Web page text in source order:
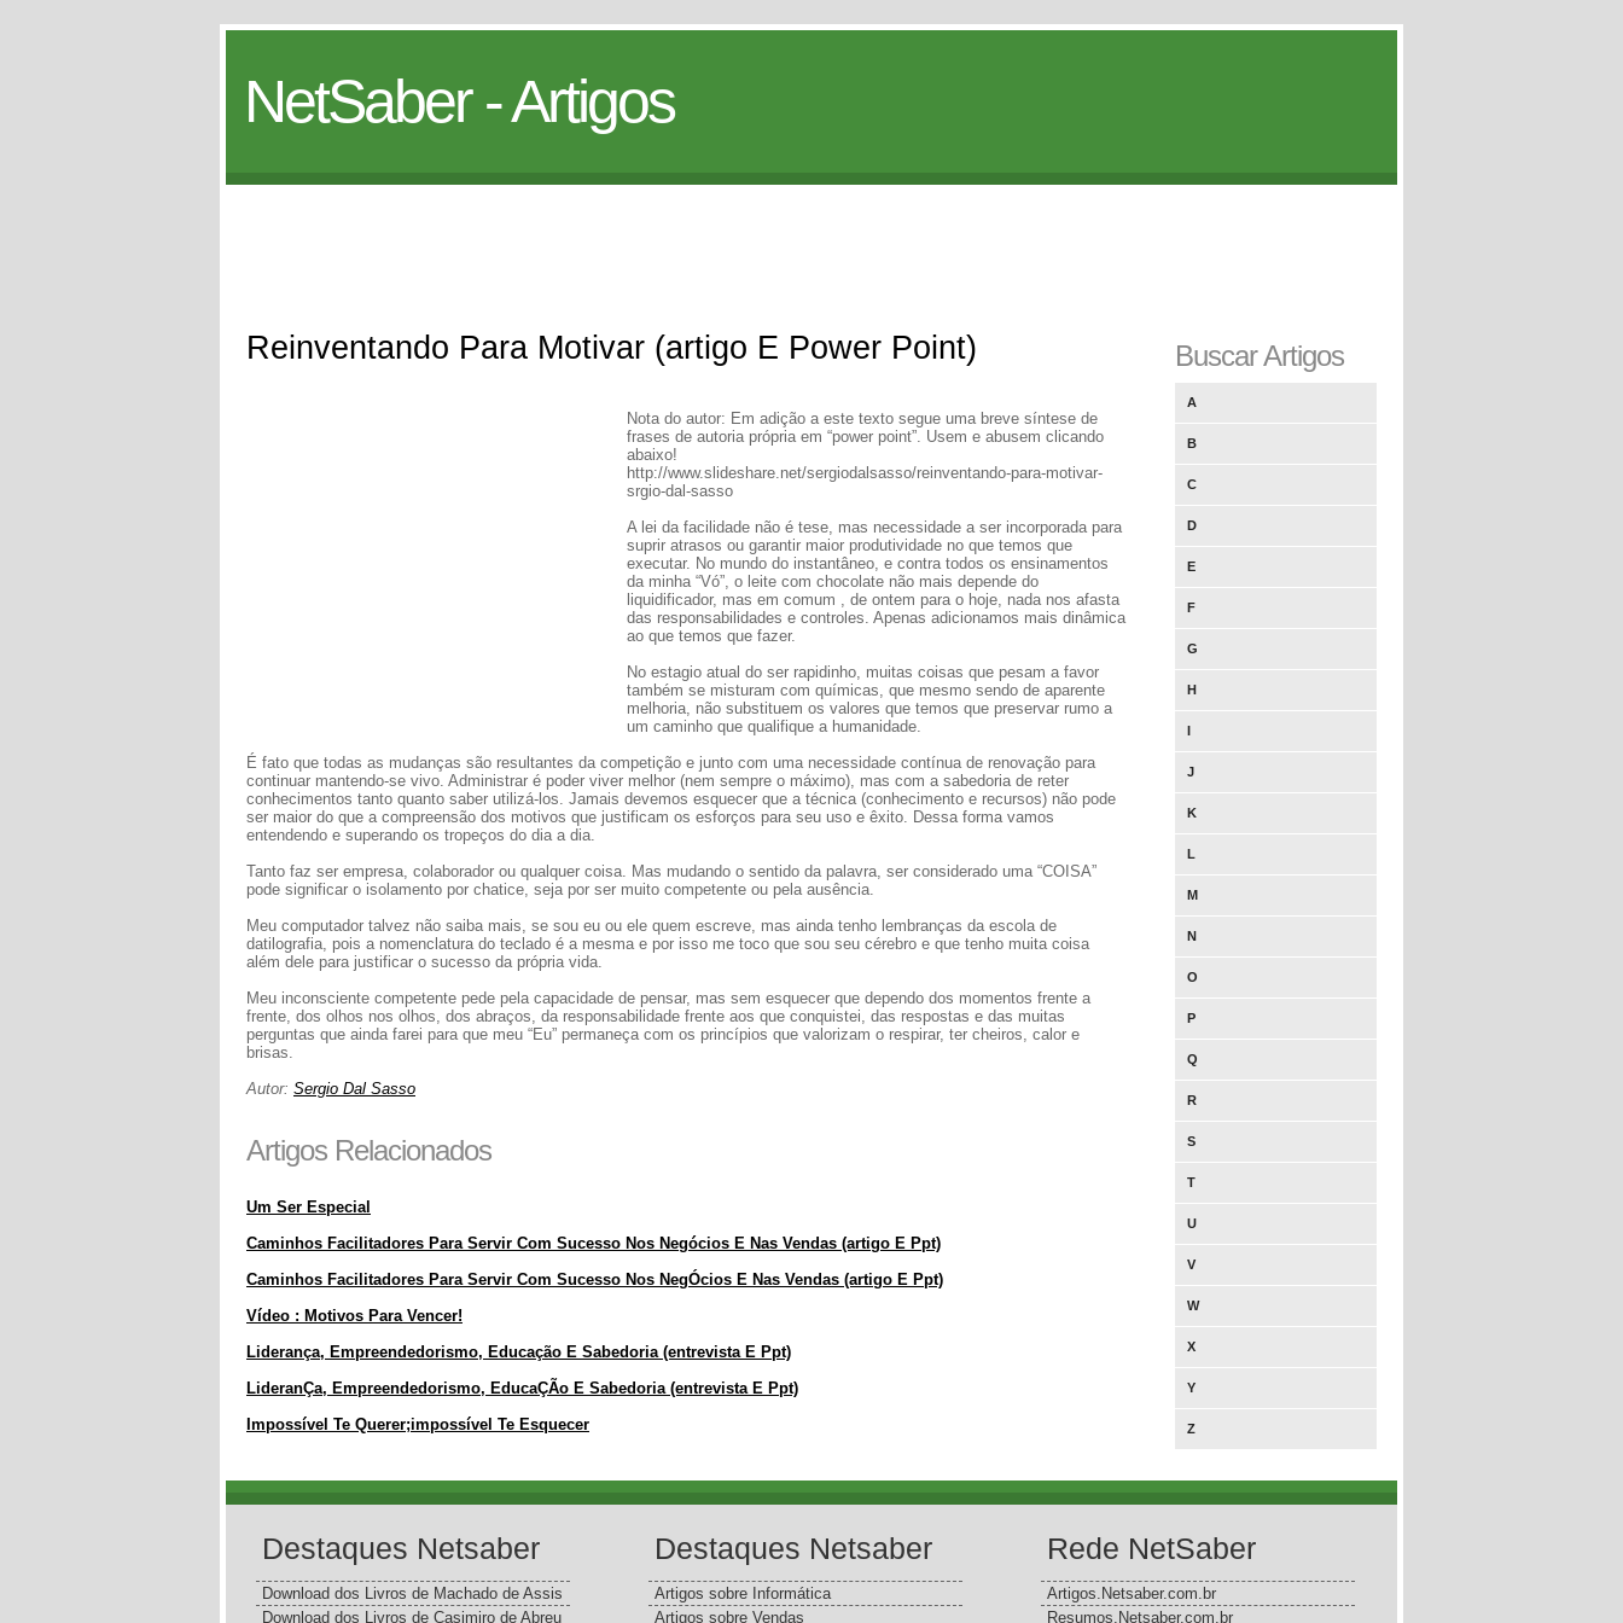
NetSaber - Artigos
Reinventando Para Motivar (artigo E Power Point)
Nota do autor: Em adição a este texto segue uma breve síntese de
frases de autoria própria em “power point”. Usem e abusem clicando
abaixo!
http://www.slideshare.net/sergiodalsasso/reinventando-para-motivar-
srgio-dal-sasso
A lei da facilidade não é tese, mas necessidade a ser incorporada para
suprir atrasos ou garantir maior produtividade no que temos que
executar. No mundo do instantâneo, e contra todos os ensinamentos
da minha “Vó”, o leite com chocolate não mais depende do
liquidificador, mas em comum , de ontem para o hoje, nada nos afasta
das responsabilidades e controles. Apenas adicionamos mais dinâmica
ao que temos que fazer.
No estagio atual do ser rapidinho, muitas coisas que pesam a favor
também se misturam com químicas, que mesmo sendo de aparente
melhoria, não substituem os valores que temos que preservar rumo a
um caminho que qualifique a humanidade.
É fato que todas as mudanças são resultantes da competição e junto com uma necessidade contínua de renovação para
continuar mantendo-se vivo. Administrar é poder viver melhor (nem sempre o máximo), mas com a sabedoria de reter
conhecimentos tanto quanto saber utilizá-los. Jamais devemos esquecer que a técnica (conhecimento e recursos) não pode
ser maior do que a compreensão dos motivos que justificam os esforços para seu uso e êxito. Dessa forma vamos
entendendo e superando os tropeços do dia a dia.
Tanto faz ser empresa, colaborador ou qualquer coisa. Mas mudando o sentido da palavra, ser considerado uma “COISA”
pode significar o isolamento por chatice, seja por ser muito competente ou pela ausência.
Meu computador talvez não saiba mais, se sou eu ou ele quem escreve, mas ainda tenho lembranças da escola de
datilografia, pois a nomenclatura do teclado é a mesma e por isso me toco que sou seu cérebro e que tenho muita coisa
além dele para justificar o sucesso da própria vida.
Meu inconsciente competente pede pela capacidade de pensar, mas sem esquecer que dependo dos momentos frente a
frente, dos olhos nos olhos, dos abraços, da responsabilidade frente aos que conquistei, das respostas e das muitas
perguntas que ainda farei para que meu “Eu” permaneça com os princípios que valorizam o respirar, ter cheiros, calor e
brisas.
Autor: Sergio Dal Sasso
Artigos Relacionados
Um Ser Especial
Caminhos Facilitadores Para Servir Com Sucesso Nos Negócios E Nas Vendas (artigo E Ppt)
Caminhos Facilitadores Para Servir Com Sucesso Nos NegÓcios E Nas Vendas (artigo E Ppt)
Vídeo : Motivos Para Vencer!
Liderança, Empreendedorismo, Educação E Sabedoria (entrevista E Ppt)
LideranÇa, Empreendedorismo, EducaÇÃo E Sabedoria (entrevista E Ppt)
Impossível Te Querer;impossível Te Esquecer
Buscar Artigos
A
B
C
D
E
F
G
H
I
J
K
L
M
N
O
P
Q
R
S
T
U
V
W
X
Y
Z
Destaques Netsaber
Download dos Livros de Machado de Assis
Download dos Livros de Casimiro de Abreu
Destaques Netsaber
Artigos sobre Informática
Artigos sobre Vendas
Rede NetSaber
Artigos.Netsaber.com.br
Resumos.Netsaber.com.br